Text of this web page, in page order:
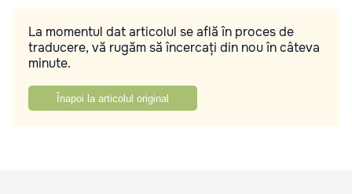
La momentul dat articolul se află în proces de
traducere, vă rugăm să încercați din nou în câteva
minute.
Înapoi la articolul original